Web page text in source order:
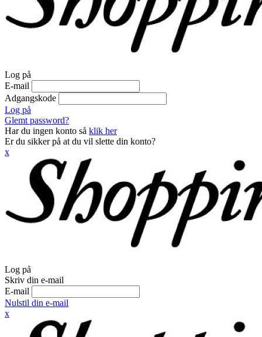
Log på
E-mail
Adgangskode
Log på
Glemt password?
Har du ingen konto så klik her
Er du sikker på at du vil slette din konto?
x
Log på
Skriv din e-mail
E-mail
Nulstil din e-mail
x